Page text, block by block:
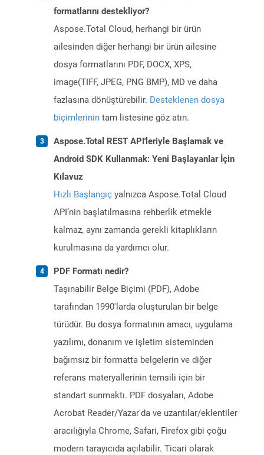
formatlarını destekliyor?
Aspose.Total Cloud, herhangi bir ürün
ailesinden diğer herhangi bir ürün ailesine
dosya formatlarını PDF, DOCX, XPS,
image(TIFF, JPEG, PNG BMP), MD ve daha
fazlasına dönüştürebilir. Desteklenen dosya
biçimlerinin tam listesine göz atın.
Aspose.Total REST API'leriyle Başlamak ve
Android SDK Kullanmak: Yeni Başlayanlar İçin
Kılavuz
Hızlı Başlangıç yalnızca Aspose.Total Cloud
API’nin başlatılmasına rehberlik etmekle
kalmaz, aynı zamanda gerekli kitaplıkların
kurulmasına da yardımcı olur.
PDF Formatı nedir?
Taşınabilir Belge Biçimi (PDF), Adobe
tarafından 1990'larda oluşturulan bir belge
türüdür. Bu dosya formatının amacı, uygulama
yazılımı, donanım ve işletim sisteminden
bağımsız bir formatta belgelerin ve diğer
referans materyallerinin temsili için bir
standart sunmaktı. PDF dosyaları, Adobe
Acrobat Reader/Yazar'da ve uzantılar/eklentiler
aracılığıyla Chrome, Safari, Firefox gibi çoğu
modern tarayıcıda açılabilir. Ticari olarak